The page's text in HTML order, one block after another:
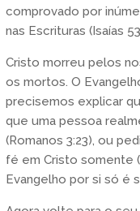
comprovado por
nas Escrituras (Isaías
Cristo morreu pelos
os mortos. O
precisemos explicar
que uma pessoa
(Romanos 3:23), ou
fé em Cristo somente
Evangelho por si só é